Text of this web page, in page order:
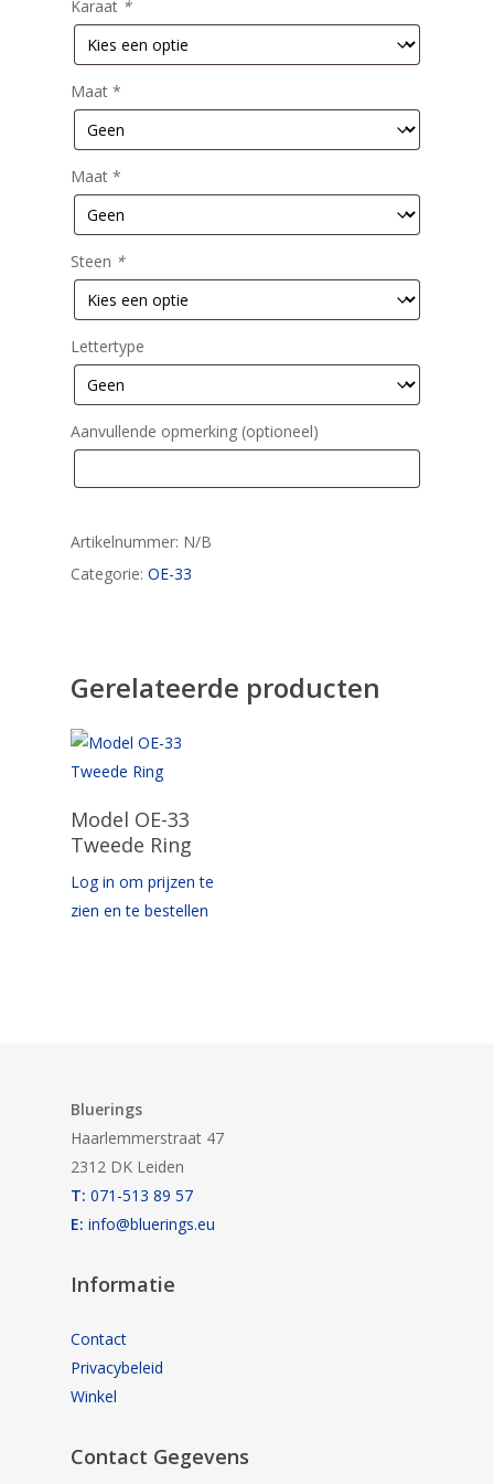
Karaat *
Maat *
Maat *
Steen *
Lettertype
Aanvullende opmerking (optioneel)
Artikelnummer: N/B
Categorie: OE-33
Gerelateerde producten
Opties Selecteren
Model OE-33
Tweede Ring
Log in om prijzen te
zien en te bestellen
Bluerings
Haarlemmerstraat 47
2312 DK Leiden
T: 071-513 89 57
E: info@bluerings.eu
Informatie
Contact
Privacybeleid
Winkel
Contact Gegevens